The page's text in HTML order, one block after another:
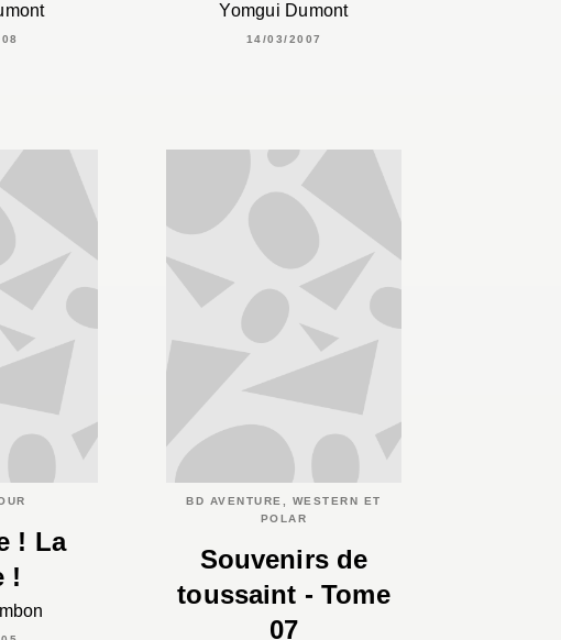
Yomgui Dumont
14/03/2007
! La
!
BD AVENTURE, WESTERN ET
POLAR
Souvenirs de
toussaint - Tome
07